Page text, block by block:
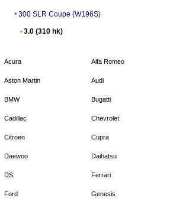
300 SLR Coupe (W196S)
3.0 (310 hk)
Acura Alfa Romeo
Aston Martin Audi
BMW Bugatti
Cadillac Chevrolet
Citroen Cupra
Daewoo Daihatsu
DS Ferrari
Ford Genesis